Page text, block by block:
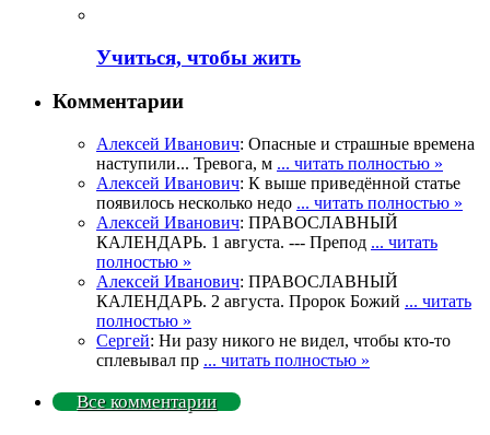
Учиться, чтобы жить
Комментарии
Алексей Иванович: Опасные и страшные времена
наступили... Тревога, м ... читать полностью »
Алексей Иванович: К выше приведённой статье
появилось несколько недо ... читать полностью »
Алексей Иванович: ПРАВОСЛАВНЫЙ
КАЛЕНДАРЬ. 1 августа. --- Препод ... читать
полностью »
Алексей Иванович: ПРАВОСЛАВНЫЙ
КАЛЕНДАРЬ. 2 августа. Пророк Божий ... читать
полностью »
Сергей: Ни разу никого не видел, чтобы кто-то
сплевывал пр ... читать полностью »
Все комментарии